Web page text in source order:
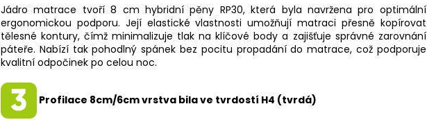
Jádro matrace tvoří 8 cm hybridní pěny RP30, která byla navržena pro optimální
ergonomickou podporu. Její elastické vlastnosti umožňují matraci přesně kopírovat
tělesné kontury, čímž minimalizuje tlak na klíčové body a zajišťuje správné zarovnání
páteře. Nabízí tak pohodlný spánek bez pocitu propadání do matrace, což podporuje
kvalitní odpočinek po celou noc.
Profilace 8cm/6cm vrstva bila ve tvrdostí H4 (tvrdá)